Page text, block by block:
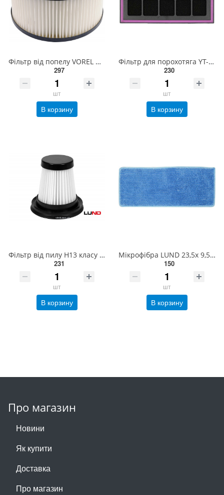
Фільтр від попелу VOREL Ø= 15.5/11.2 см, h= 9 см, для порохотягів 72928, 72930 [40] 72931
297
шт
В корзину
Фільтр для порохотяга YT-85715 YATO з губки [100] YT-85743
230
шт
В корзину
Фільтр від пилу Н13 класу LUND до порохотягів 67111 [200] 67116
231
шт
В корзину
Мікрофібра LUND 23,5х 9,5 см до порохотяга 67121 [300] 67124
150
шт
В корзину
Про магазин
Новини
Як купити
Доставка
Про магазин